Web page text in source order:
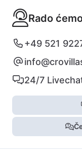
Rado
+49 521
24/7